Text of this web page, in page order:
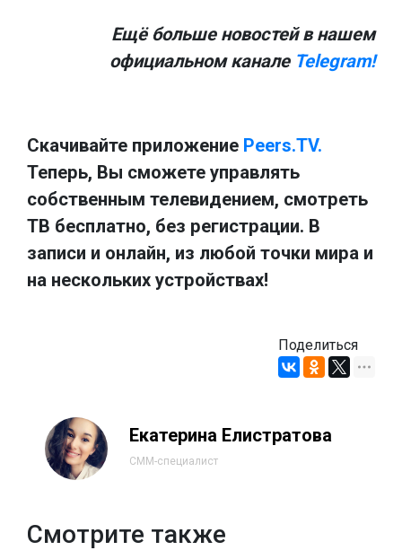
Ещё больше новостей в нашем
официальном канале Telegram!
Скачивайте приложение Peers.TV.
Теперь, Вы сможете управлять
собственным телевидением, смотреть
ТВ бесплатно, без регистрации. В
записи и онлайн, из любой точки мира и
на нескольких устройствах!
Поделиться
Екатерина Елистратова
СММ-специалист
Смотрите также